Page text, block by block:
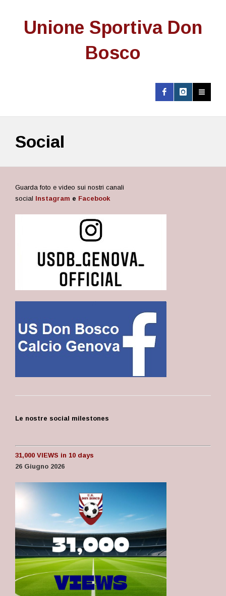
Unione Sportiva Don
Bosco
Social
Guarda foto e video sui nostri canali
social Instagram e Facebook
Le nostre social milestones
31,000 VIEWS in 10 days
26 Giugno 2026